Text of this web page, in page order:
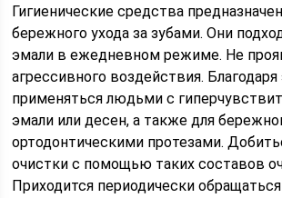
Гигиенические средства
бережного ухода за зубами. Они
эмали в ежедневном режиме. Не
агрессивного воздействия.
применяться людьми с
эмали или десен, а также для
ортодонтическими протезами.
очистки с помощью таких составов
Приходится периодически